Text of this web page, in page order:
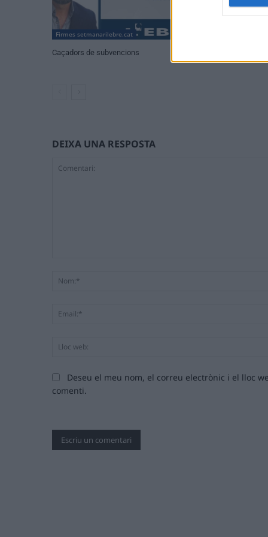
Firmes setmanarilebre.cat
Caçadors de subvencions
DEIXA UNA RESPOSTA
Deseu el meu nom, el correu electrònic i el lloc
comenti.